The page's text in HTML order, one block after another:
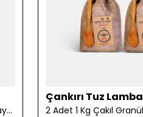
10 Kg Öğütülmüş Çankırı Kristal Kaya Tuzu
Çankırı Tuz Lamba